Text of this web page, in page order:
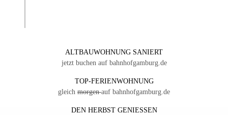
ALTBAUWOHNUNG SANIERT
jetzt buchen auf bahnhofgamburg.de
TOP-FERIENWOHNUNG
gleich morgenauf bahnhofgamburg.de
DEN HERBST GENIESSEN